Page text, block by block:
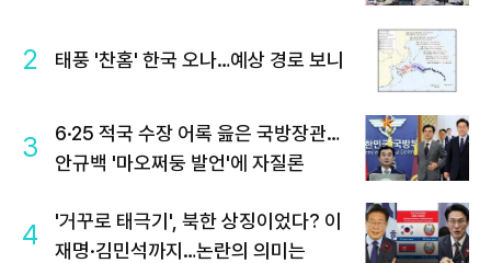
2 태풍 '찬홈' 한국 오나…예상 경로 보니
3
6·25 적국 수장 어록 읊은 국방장관…
안규백 '마오쩌둥 발언'에 자질론
4
'거꾸로 태극기', 북한 상징이었다? 이
재명·김민석까지…논란의 의미는